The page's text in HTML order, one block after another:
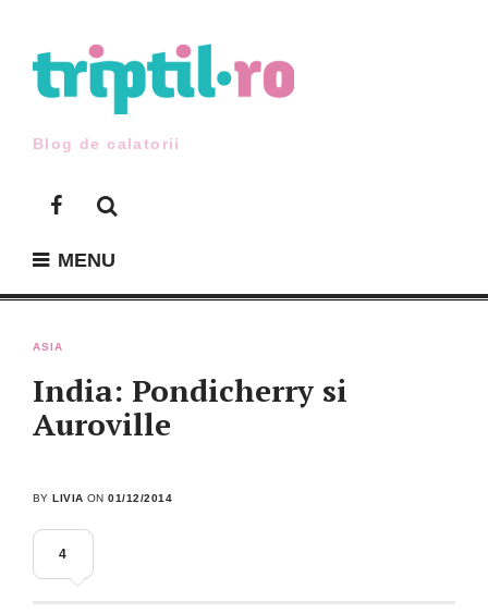
content
Blog de calatorii
Facebook
MENU
ASIA
India: Pondicherry si
Auroville
BYLIVIA ON01/12/2014
4